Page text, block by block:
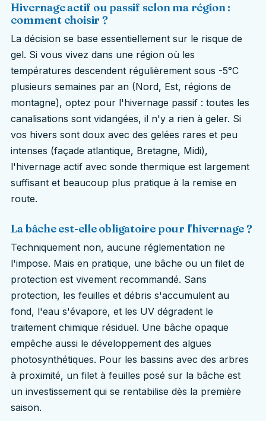
Hivernage actif ou passif selon ma région :
comment choisir ?
La décision se base essentiellement sur le risque de
gel. Si vous vivez dans une région où les
températures descendent régulièrement sous -5°C
plusieurs semaines par an (Nord, Est, régions de
montagne), optez pour l'hivernage passif : toutes les
canalisations sont vidangées, il n'y a rien à geler. Si
vos hivers sont doux avec des gelées rares et peu
intenses (façade atlantique, Bretagne, Midi),
l'hivernage actif avec sonde thermique est largement
suffisant et beaucoup plus pratique à la remise en
route.
La bâche est-elle obligatoire pour l'hivernage ?
Techniquement non, aucune réglementation ne
l'impose. Mais en pratique, une bâche ou un filet de
protection est vivement recommandé. Sans
protection, les feuilles et débris s'accumulent au
fond, l'eau s'évapore, et les UV dégradent le
traitement chimique résiduel. Une bâche opaque
empêche aussi le développement des algues
photosynthétiques. Pour les bassins avec des arbres
à proximité, un filet à feuilles posé sur la bâche est
un investissement qui se rentabilise dès la première
saison.